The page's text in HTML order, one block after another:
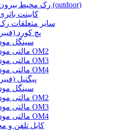
رک محیط بیرون (outdoor)
کابینت
سایر متعلقات
پچ کورد
سینگل
مالتی مود OM2
مالتی مود OM3
مالتی مود OM4
پیگتیل
سینگل
مالتی مود OM2
مالتی مود OM3
مالتی مود OM4
کابل تلفن و